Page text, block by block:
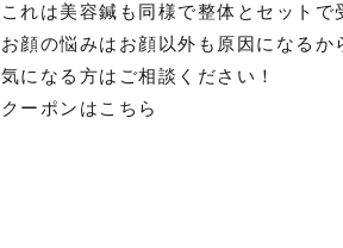
これは美容鍼も同様で整体とセットで
お顔の悩みはお顔以外も原因になるか
気になる方はご相談ください！
クーポンはこちら